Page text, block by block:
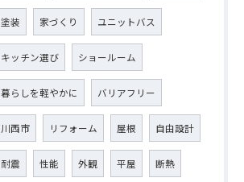
塗装 家づくり ユニットバス
キッチン選び ショールーム
暮らしを軽やかに バリアフリー
川西市 リフォーム 屋根 自由設計
耐震 性能 外観 平屋 断熱